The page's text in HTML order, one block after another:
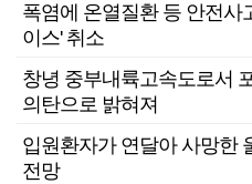
폭염에 온열질환 등 안전사
이스' 취소
창녕 중부내륙고속도로서
의탄으로 밝혀져
입원환자가 연달아 사망한
전망